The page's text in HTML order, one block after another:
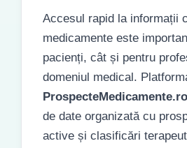
Accesul rapid la informații
medicamente este
pacienți, cât și pentru
domeniul medical.
ProspecteMedicamente.ro
de date organizată cu
active și clasificări